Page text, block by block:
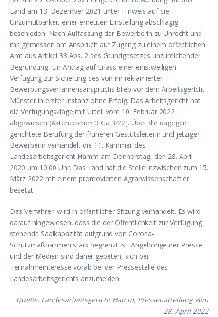
Land am 13. Dezember 2021 unter Hinweis auf die
Unzumutbarkeit einer erneuten Einstellung abschlägig
beschieden. Nach Auffassung der Bewerberin zu Unrecht und
mit gemessen am Anspruch auf Zugang zu einem öffentlichen
Amt aus Artikel 33 Abs. 2 des Grundgesetzes unzureichender
Begründung. Ein Antrag auf Erlass einer einstweiligen
Verfügung zur Sicherung des von ihr reklamierten
Bewerbungsverfahrensanspruchs blieb vor dem Arbeitsgericht
Münster in erster Instanz ohne Erfolg. Das Arbeitsgericht hat
die Verfügungsklage mit Urteil vom 10. Februar 2022
abgewiesen (Aktenzeichen 3 Ga 3/22). Über die dagegen
gerichtete Berufung der früheren Gestütsleiterin und jetzigen
Bewerberin verhandelt die 11. Kammer des
Landesarbeitsgericht Hamm am Donnerstag, den 28. April
2020 um 10.00 Uhr. Das Land hat die Stelle inzwischen zum 15.
März 2022 mit einem promovierten Agrarwissenschaftler
besetzt.
Das Verfahren wird in öffentlicher Sitzung verhandelt. Es wird
darauf hingewiesen, dass die der Öffentlichkeit zur Verfügung
stehende Saalkapazität aufgrund von Corona-
Schutzmaßnahmen stark begrenzt ist. Angehörige der Presse
und der Medien sind daher gebeten, sich bei
Teilnahmeinteresse vorab bei der Pressestelle des
Landesarbeitsgerichts anzumelden.
Quelle: Landesarbeitsgericht Hamm, Pressemitteilung vom
28. April 2022